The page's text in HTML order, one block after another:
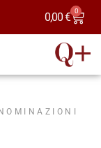
0,00€ 0